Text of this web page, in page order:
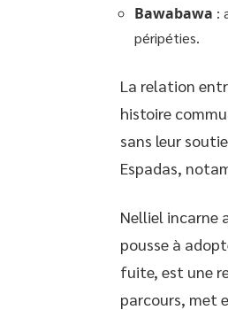
Bawabawa :
péripéties.
La relation
histoire
sans leur
Espadas,
Nelliel incarne
pousse à
fuite, est une
parcours, met